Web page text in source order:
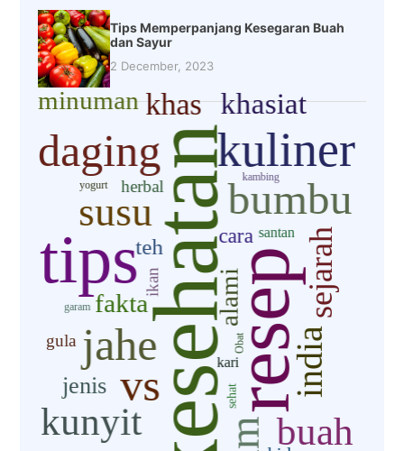
Tips Memperpanjang Kesegaran Buah
dan Sayur
2 December, 2023